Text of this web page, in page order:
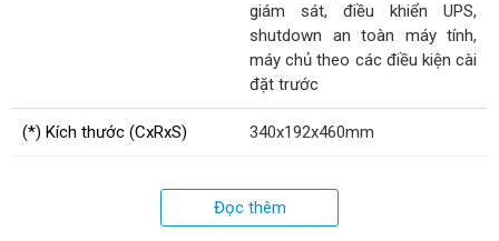
giám sát, điều khiển UPS,
shutdown an toàn máy tính,
máy chủ theo các điều kiện cài
đặt trước
(*) Kích thước (CxRxS) 340x192x460mm
khe cắm mở rộng SNMP card
Đọc thêm